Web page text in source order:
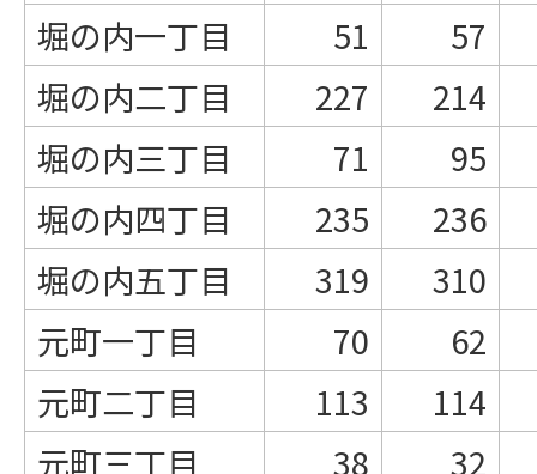
堀の内一丁目
51
57
堀の内二丁目
227
214
堀の内三丁目
71
95
堀の内四丁目
235
236
堀の内五丁目
319
310
元町一丁目
70
62
元町二丁目
113
114
元町三丁目
38
32